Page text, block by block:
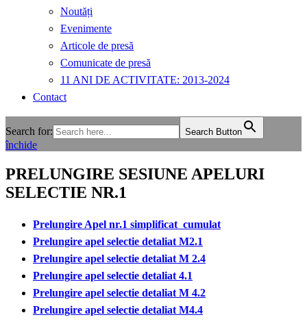
Noutăți
Evenimente
Articole de presă
Comunicate de presă
11 ANI DE ACTIVITATE: 2013-2024
Contact
Search for: Search Button
închide
PRELUNGIRE SESIUNE APELURI
SELECTIE NR.1
Prelungire Apel nr.1 simplificat cumulat
Prelungire apel selectie detaliat M2.1
Prelungire apel selectie detaliat M 2.4
Prelungire apel selectie detaliat 4.1
Prelungire apel selectie detaliat M 4.2
Prelungire apel selectie detaliat M4.4